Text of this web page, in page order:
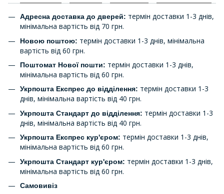
Адресна доставка до дверей: термін доставки 1-3 днів,
мінімальна вартість від 70 грн.
Новою поштою: термін доставки 1-3 днів, мінімальна
вартість від 60 грн.
Поштомат Нової пошти: термін доставки 1-3 днів,
мінімальна вартість від 60 грн.
Укрпошта Експрес до відділення: термін доставки 1-3
днів, мінімальна вартість від 40 грн.
Укрпошта Стандарт до відділення: термін доставки 1-3
днів, мінімальна вартість від 40 грн.
Укрпошта Експрес кур'єром: термін доставки 1-3 днів,
мінімальна вартість від 60 грн.
Укрпошта Стандарт кур'єром: термін доставки 1-3 днів,
мінімальна вартість від 60 грн.
Самовивіз